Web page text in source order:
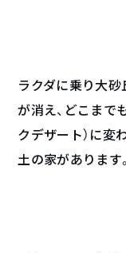
ラクダに乗り大
が消え、どこまで
クデザート）に変
土の家があります。